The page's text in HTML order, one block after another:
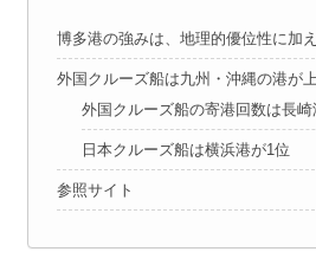
博多港の強みは、地理的優位性に加
外国クルーズ船は九州・沖縄の港が
外国クルーズ船の寄港回数は長
日本クルーズ船は横浜港が1位
参照サイト